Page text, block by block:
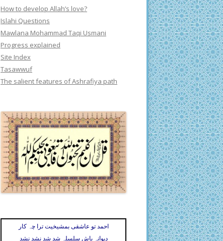
How to develop Allah’s love?
Islahi Questions
Mawlana Mohammad Taqi Usmani
Progress explained
Site Index
Tasawwuf
The salient features of Ashrafiya path
احمد تو عاشقی بمشیخیت ترا چہ کار
دیوانہ باش سلسلہ شد شد نشد نشد